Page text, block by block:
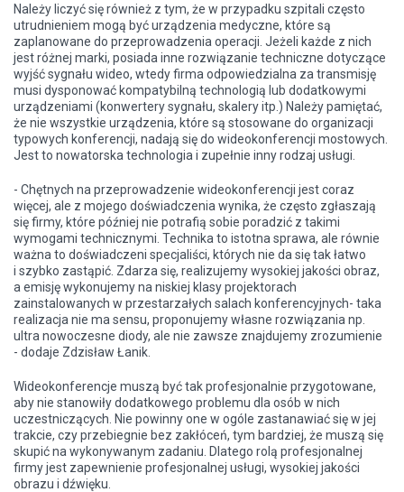
Należy liczyć się również z tym, że w przypadku szpitali często
utrudnieniem mogą być urządzenia medyczne, które są
zaplanowane do przeprowadzenia operacji. Jeżeli każde z nich
jest różnej marki, posiada inne rozwiązanie techniczne dotyczące
wyjść sygnału wideo, wtedy firma odpowiedzialna za transmisję
musi dysponować kompatybilną technologią lub dodatkowymi
urządzeniami (konwertery sygnału, skalery itp.) Należy pamiętać,
że nie wszystkie urządzenia, które są stosowane do organizacji
typowych konferencji, nadają się do wideokonferencji mostowych.
Jest to nowatorska technologia i zupełnie inny rodzaj usługi.
- Chętnych na przeprowadzenie wideokonferencji jest coraz
więcej, ale z mojego doświadczenia wynika, że często zgłaszają
się firmy, które później nie potrafią sobie poradzić z takimi
wymogami technicznymi. Technika to istotna sprawa, ale równie
ważna to doświadczeni specjaliści, których nie da się tak łatwo
i szybko zastąpić. Zdarza się, realizujemy wysokiej jakości obraz,
a emisję wykonujemy na niskiej klasy projektorach
zainstalowanych w przestarzałych salach konferencyjnych- taka
realizacja nie ma sensu, proponujemy własne rozwiązania np.
ultra nowoczesne diody, ale nie zawsze znajdujemy zrozumienie
- dodaje Zdzisław Łanik.
Wideokonferencje muszą być tak profesjonalnie przygotowane,
aby nie stanowiły dodatkowego problemu dla osób w nich
uczestniczących. Nie powinny one w ogóle zastanawiać się w jej
trakcie, czy przebiegnie bez zakłóceń, tym bardziej, że muszą się
skupić na wykonywanym zadaniu. Dlatego rolą profesjonalnej
firmy jest zapewnienie profesjonalnej usługi, wysokiej jakości
obrazu i dźwięku.